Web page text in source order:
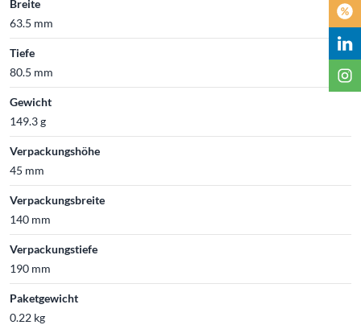
Breite
63.5 mm
Tiefe
80.5 mm
Gewicht
149.3 g
Verpackungshöhe
45 mm
Verpackungsbreite
140 mm
Verpackungstiefe
190 mm
Paketgewicht
0.22 kg